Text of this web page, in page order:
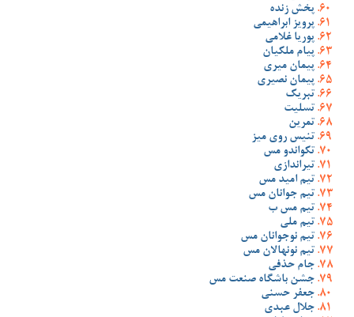
پخش زنده
پرویز ابراهیمی
پوریا غلامی
پیام ملکیان
پیمان میری
پیمان نصیری
تبریک
تسلیت
تمرین
تنیس روی میز
تکواندو مس
تیراندازی
تیم امید مس
تیم جوانان مس
تیم مس ب
تیم ملی
تیم نوجوانان مس
تیم نونهالان مس
جام حذفی
جشن باشگاه صنعت مس
جعفر حسنی
جلال عبدی